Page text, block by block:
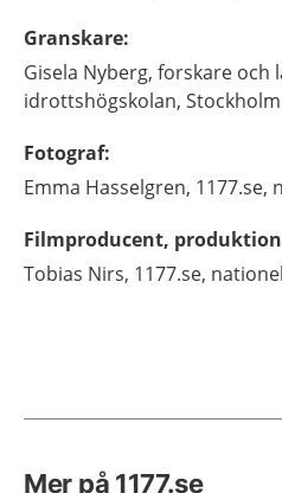
Granskare:
Gisela Nyberg, forskare och
idrottshögskolan, Stockholm
Fotograf:
Emma Hasselgren, 1177.se,
Filmproducent,
Tobias Nirs, 1177.se,
Mer på 1177.se